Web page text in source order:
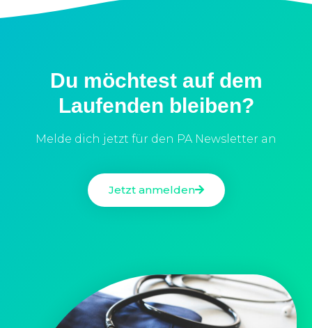
Du möchtest auf dem
Laufenden bleiben?
Melde dich jetzt für den PA Newsletter an
Jetzt anmelden